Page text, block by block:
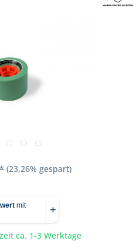
(23,26% gespart)
ca. 1-3 Werktage